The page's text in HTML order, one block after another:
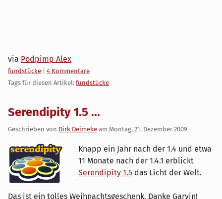
via Podpimp Alex
Kategorien:
fundstücke
4 Kommentare
Tags für diesen Artikel: fundstücke
Serendipity 1.5 ...
Geschrieben von Dirk Deimeke am Montag, 21. Dezember 2009
Knapp ein Jahr nach der 1.4 und etwa
11 Monate nach der 1.4.1 erblickt
Serendipity 1.5 das Licht der Welt.
Das ist ein tolles Weihnachtsgeschenk. Danke Garvin!